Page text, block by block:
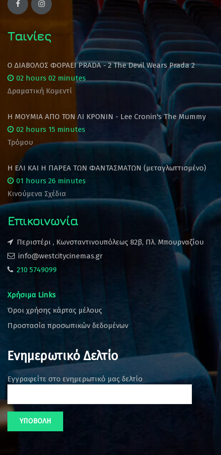
Ταινίες
Ο ΔΙΑΒΟΛΟΣ ΦΟΡΑΕΙ PRADA - 2 The Devil Wears Prada 2
02 hours 02 minutes
Δραματική Κομεντί
Η ΜΟΥΜΙΑ ΑΠΟ ΤΟΝ ΛΙ ΚΡΟΝΙΝ - Lee Cronin's The Mummy
02 hours 15 minutes
Τρόμου
Η ΕΛΙ ΚΑΙ Η ΠΑΡΕΑ ΤΩΝ ΦΑΝΤΑΣΜΑΤΩΝ (μεταγλωττισμένο)
01 hours 26 minutes
Κινούμενα Σχέδια
Επικοινωνία
Περιστέρι , Κωνσταντινουπόλεως 82β, Πλ. Μπουρναζίου
info@westcitycinemas.gr
210 5749099
Χρήσιμα Links
Όροι χρήσης κάρτας μέλους
Προστασία προσωπικών δεδομένων
Ενημερωτικό Δελτίο
Εγγραφείτε στο ενημερωτικό μας δελτίο